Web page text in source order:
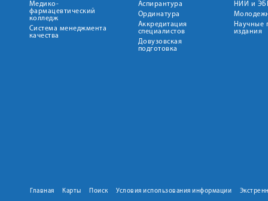
Медико-
фармацевтический
колледж
Система менеджмента
качества
Аспирантура
Ординатура
Аккредитация
специалистов
Довузовская
подготовка
НИИ и
Научные
издания
Главная Карты Поиск Условия использования информации